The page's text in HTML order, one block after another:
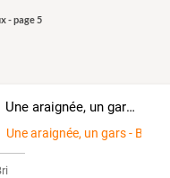
- page 5
Une araignée, un gars - Boutique
Une araignée, un gars -